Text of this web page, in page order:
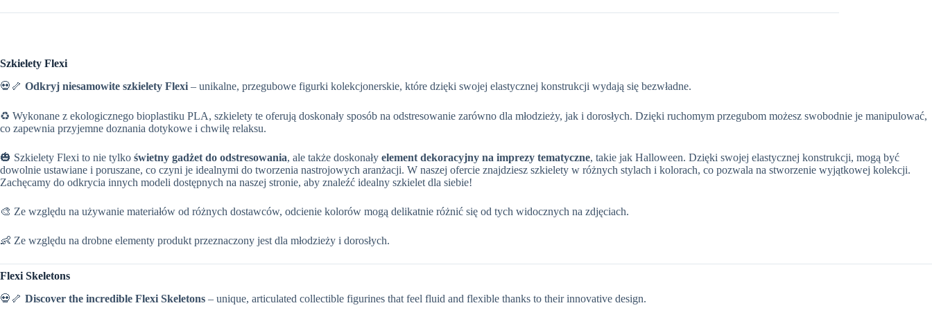
Szkielety Flexi
💀🦴 Odkryj niesamowite szkielety Flexi – unikalne, przegubowe figurki kolekcjonerskie, które dzięki swojej elastycznej konstrukcji wydają się bezwładne.
♻ Wykonane z ekologicznego bioplastiku PLA, szkielety te oferują doskonały sposób na odstresowanie zarówno dla młodzieży, jak i dorosłych. Dzięki ruchomym przegubom możesz swobodnie je manipulować,
co zapewnia przyjemne doznania dotykowe i chwilę relaksu.
🎃 Szkielety Flexi to nie tylko świetny gadżet do odstresowania, ale także doskonały element dekoracyjny na imprezy tematyczne, takie jak Halloween. Dzięki swojej elastycznej konstrukcji, mogą być
dowolnie ustawiane i poruszane, co czyni je idealnymi do tworzenia nastrojowych aranżacji. W naszej ofercie znajdziesz szkielety w różnych stylach i kolorach, co pozwala na stworzenie wyjątkowej kolekcji.
Zachęcamy do odkrycia innych modeli dostępnych na naszej stronie, aby znaleźć idealny szkielet dla siebie!
🎨 Ze względu na używanie materiałów od różnych dostawców, odcienie kolorów mogą delikatnie różnić się od tych widocznych na zdjęciach.
👶 Ze względu na drobne elementy produkt przeznaczony jest dla młodzieży i dorosłych.
Flexi Skeletons
💀🦴 Discover the incredible Flexi Skeletons – unique, articulated collectible figurines that feel fluid and flexible thanks to their innovative design.